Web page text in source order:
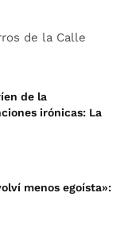
de la Calle
de la
irónicas: La
menos egoísta»: